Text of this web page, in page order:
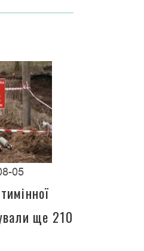
05
ще 210